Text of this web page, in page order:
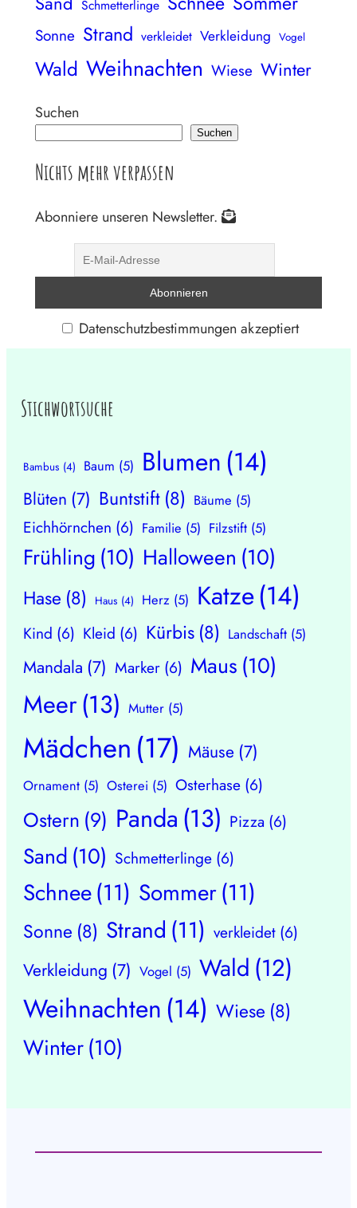
Schmetterlinge
Sonne Strand verkleidet Verkleidung Vogel
Wald Weihnachten Wiese Winter
Suchen
Suchen
Nichts mehr verpassen
Abonniere unseren Newsletter.
Datenschutzbestimmungen akzeptiert
Stichwortsuche
Bambus (4) Baum (5) Blumen(14)
Blüten (7) Buntstift (8) Bäume (5)
Eichhörnchen (6) Familie (5) Filzstift (5)
Frühling (10) Halloween (10)
Hase (8) Haus (4) Herz (5) Katze(14)
Kind (6) Kleid (6) Kürbis (8) Landschaft (5)
Mandala (7) Marker (6) Maus (10)
Meer(13) Mutter (5)
Mädchen (17) Mäuse (7)
Ornament (5) Osterei (5) Osterhase (6)
Ostern (9) Panda (13) Pizza (6)
Sand (10) Schmetterlinge (6)
Schnee(11) Sommer(11)
Sonne (8) Strand (11) verkleidet (6)
Verkleidung (7) Vogel (5) Wald (12)
Weihnachten(14) Wiese (8)
Winter(10)